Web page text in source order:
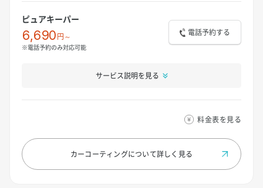
ピュアキーパー
6,690円～
※電話予約のみ対応可能
電話予約する
サービス説明を見る
料金表を見る
カーコーティングについて詳しく見る